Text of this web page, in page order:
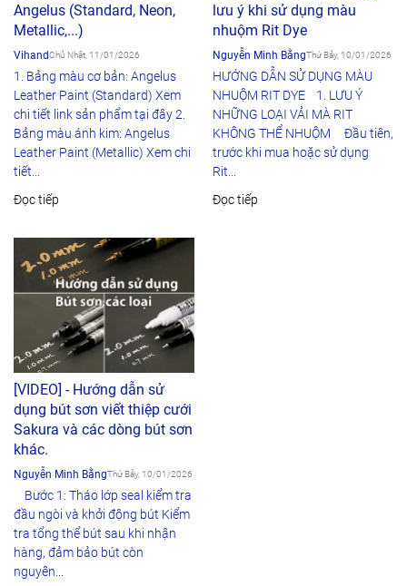
Angelus (Standard, Neon,
Metallic,...)
VihandChủ Nhật, 11/01/2026
1. Bảng màu cơ bản: Angelus
Leather Paint (Standard) Xem
chi tiết link sản phẩm tại đây 2.
Bảng màu ánh kim: Angelus
Leather Paint (Metallic) Xem chi
tiết...
Đọc tiếp
lưu ý khi sử dụng màu
nhuộm Rit Dye
Nguyễn Minh BằngThứ Bảy, 10/01/2026
HƯỚNG DẪN SỬ DỤNG MÀU
NHUỘM RIT DYE 1. LƯU Ý
NHỮNG LOẠI VẢI MÀ RIT
KHÔNG THỂ NHUỘM Đầu tiên,
trước khi mua hoặc sử dụng
Rit...
Đọc tiếp
[VIDEO] - Hướng dẫn sử
dụng bút sơn viết thiệp cưới
Sakura và các dòng bút sơn
khác.
Nguyễn Minh BằngThứ Bảy, 10/01/2026
Bước 1: Tháo lớp seal kiểm tra
đầu ngòi và khởi động bút Kiểm
tra tổng thể bút sau khi nhận
hàng, đảm bảo bút còn
nguyên...